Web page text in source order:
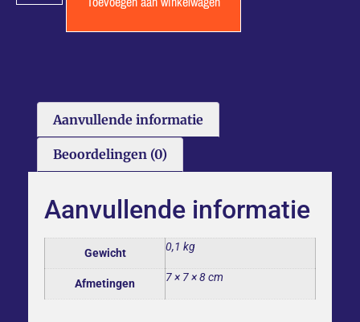
Aanvullende informatie
Beoordelingen (0)
Aanvullende informatie
Gewicht 0,1 kg
Afmetingen 7 × 7 × 8 cm